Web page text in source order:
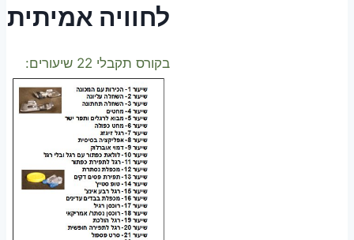
לחוויה אמיתית
בקורס תקבלי 22 שיעורים: